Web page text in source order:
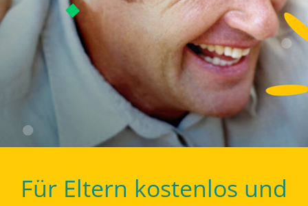
Für Eltern kostenlos und